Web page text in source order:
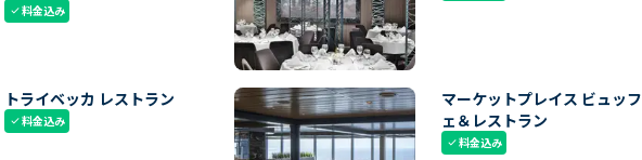
check料金込み
トライベッカ レストラン
check料金込み
マーケットプレイス ビュッフ
ェ＆レストラン
check料金込み